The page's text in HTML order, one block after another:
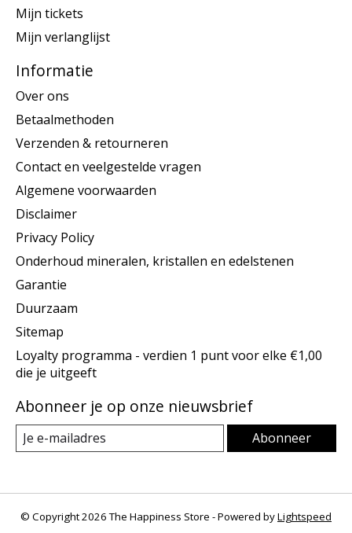
Mijn tickets
Mijn verlanglijst
Informatie
Over ons
Betaalmethoden
Verzenden & retourneren
Contact en veelgestelde vragen
Algemene voorwaarden
Disclaimer
Privacy Policy
Onderhoud mineralen, kristallen en edelstenen
Garantie
Duurzaam
Sitemap
Loyalty programma - verdien 1 punt voor elke €1,00
die je uitgeeft
Abonneer je op onze nieuwsbrief
Abonneer
© Copyright 2026 The Happiness Store - Powered byLightspeed